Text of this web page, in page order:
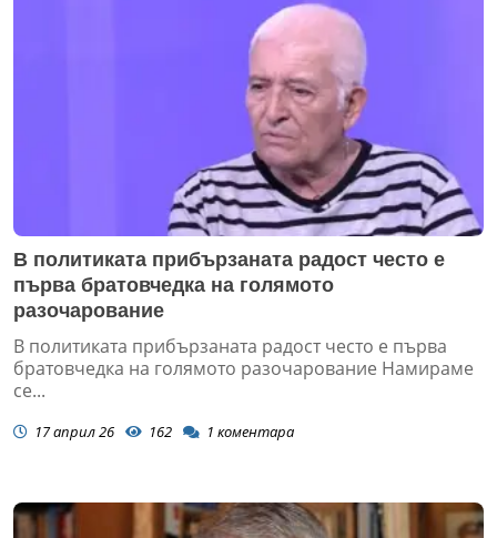
В политиката прибързаната радост често е
първа братовчедка на голямото
разочарование
В политиката прибързаната радост често е първа
братовчедка на голямото разочарование Намираме
се...
17 април 26 162 1 коментара